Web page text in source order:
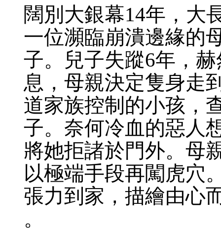
闊別大銀幕14年，大
一位瀕臨崩潰邊緣的
子。兒子失蹤6年，
息，母親決定隻身走
道家族控制的小孩，
子。奈何冷血的惡人
將她拒諸於門外。母
以極端手段再闖虎穴
張力到家，描繪由心
。